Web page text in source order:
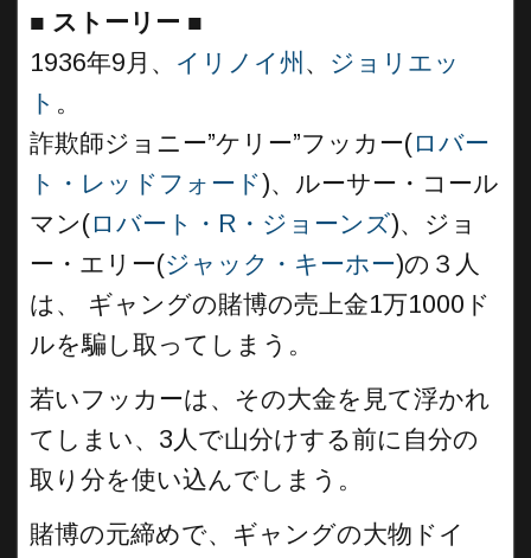
■ ストーリー ■
1936年9月、 イリノイ州 、 ジョリエッ
ト 。
詐欺師ジョニー”ケリー”フッカー(ロバー
ト・レッドフォード)、ルーサー・コール
マン(ロバート・R・ジョーンズ)、ジョ
ー・エリー(ジャック・キーホー)の３人
は、 ギャングの賭博の売上金1万1000ド
ルを騙し取ってしまう。
若いフッカーは、その大金を見て浮かれ
てしまい、3人で山分けする前に自分の
取り分を使い込んでしまう。
賭博の元締めで、ギャングの大物ドイ